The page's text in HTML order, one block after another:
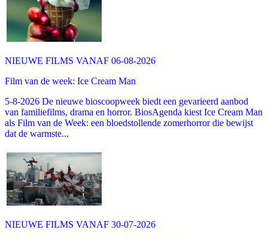
NIEUWE FILMS VANAF 06-08-2026
Film van de week: Ice Cream Man
5-8-2026 De nieuwe bioscoopweek biedt een gevarieerd aanbod
van familiefilms, drama en horror. BiosAgenda kiest Ice Cream Man
als Film van de Week: een bloedstollende zomerhorror die bewijst
dat de warmste...
NIEUWE FILMS VANAF 30-07-2026